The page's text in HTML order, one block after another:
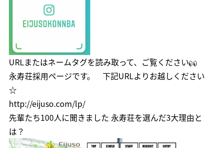
URLまたはネームタグを読み取って、ご覧ください
永寿荘採用ページです。 下記URLよりお越しください
☆
http://eijuso.com/lp/
先輩たち100人に聞きました 永寿荘を選んだ3大理由と
は？